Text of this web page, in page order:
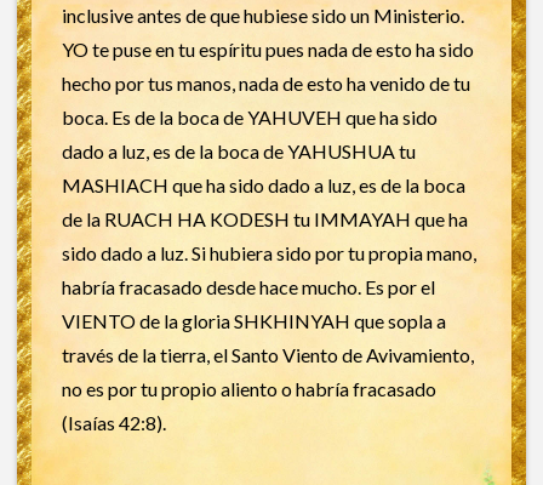
inclusive antes de que hubiese sido un Ministerio.
YO te puse en tu espíritu pues nada de esto ha sido
hecho por tus manos, nada de esto ha venido de tu
boca. Es de la boca de YAHUVEH que ha sido
dado a luz, es de la boca de YAHUSHUA tu
MASHIACH que ha sido dado a luz, es de la boca
de la RUACH HA KODESH tu IMMAYAH que ha
sido dado a luz. Si hubiera sido por tu propia mano,
habría fracasado desde hace mucho. Es por el
VIENTO de la gloria SHKHINYAH que sopla a
través de la tierra, el Santo Viento de Avivamiento,
no es por tu propio aliento o habría fracasado
(Isaías 42:8).